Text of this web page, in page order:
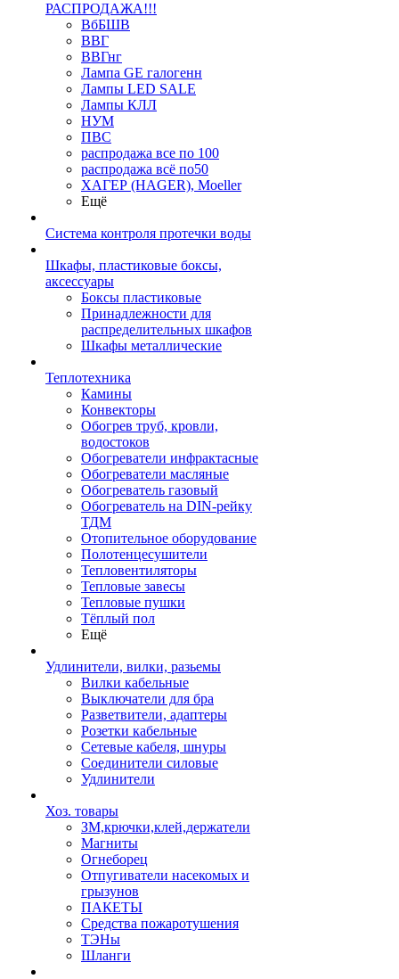
РАСПРОДАЖА!!!
ВбБШВ
ВВГ
ВВГнг
Лампа GE галогенн
Лампы LED SALE
Лампы КЛЛ
НУМ
ПВС
распродажа все по 100
распродажа всё по50
ХАГЕР (HAGER), Moeller
Ещё
Система контроля протечки воды
Шкафы, пластиковые боксы,
аксессуары
Боксы пластиковые
Принадлежности для
распределительных шкафов
Шкафы металлические
Теплотехника
Камины
Конвекторы
Обогрев труб, кровли,
водостоков
Обогреватели инфрактасные
Обогреватели масляные
Обогреватель газовый
Обогреватель на DIN-рейку
ТДМ
Отопительное оборудование
Полотенцесушители
Тепловентиляторы
Тепловые завесы
Тепловые пушки
Тёплый пол
Ещё
Удлинители, вилки, разьемы
Вилки кабельные
Выключатели для бра
Разветвители, адаптеры
Розетки кабельные
Сетевые кабеля, шнуры
Соединители силовые
Удлинители
Хоз. товары
ЗМ,крючки,клей,держатели
Магниты
Огнеборец
Отпугиватели насекомых и
грызунов
ПАКЕТЫ
Средства пожаротушения
ТЭНы
Шланги